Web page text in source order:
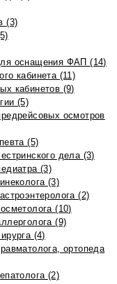
(3)
оснащения ФАП (14)
кабинета (11)
кабинетов (9)
(5)
осмотров
(5)
дела (3)
(3)
(3)
(2)
(10)
(9)
(4)
ортопеда
(2)